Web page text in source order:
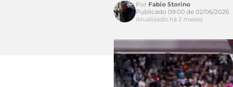
Por Fabio Storino
Publicado 09:00 de 02/06/2026
Atualizado há 2 meses